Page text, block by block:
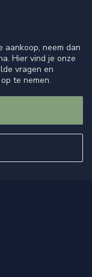
neem dan
Hier vind je onze
vragen en
te nemen.